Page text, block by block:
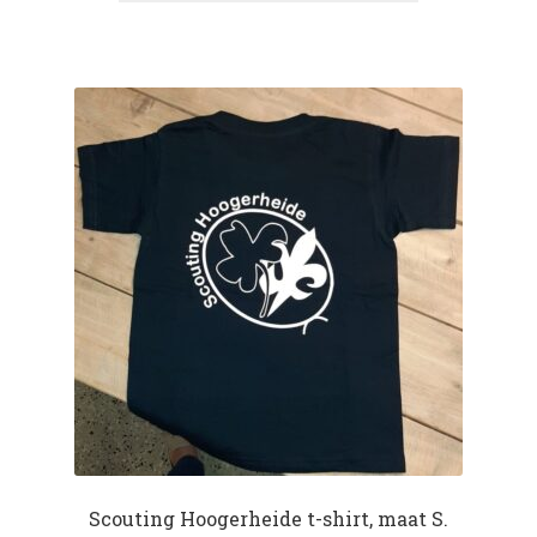
Scouting Hoogerheide t-shirt, maat S.